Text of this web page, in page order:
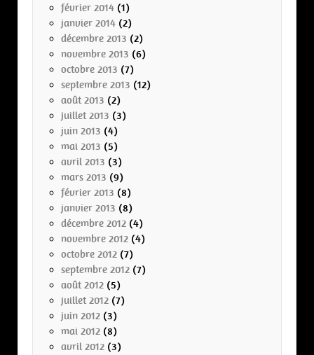
février 2014 (1)
janvier 2014 (2)
décembre 2013 (2)
novembre 2013 (6)
octobre 2013 (7)
septembre 2013 (12)
août 2013 (2)
juillet 2013 (3)
juin 2013 (4)
mai 2013 (5)
avril 2013 (3)
mars 2013 (9)
février 2013 (8)
janvier 2013 (8)
décembre 2012 (4)
novembre 2012 (4)
octobre 2012 (7)
septembre 2012 (7)
août 2012 (5)
juillet 2012 (7)
juin 2012 (3)
mai 2012 (8)
avril 2012 (3)